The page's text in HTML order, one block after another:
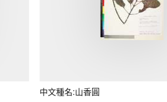
中文種名:山香圓